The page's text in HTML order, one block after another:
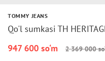
TOMMY JEANS
Qo'l sumkasi TH
947 600 so‘m
2 369 000